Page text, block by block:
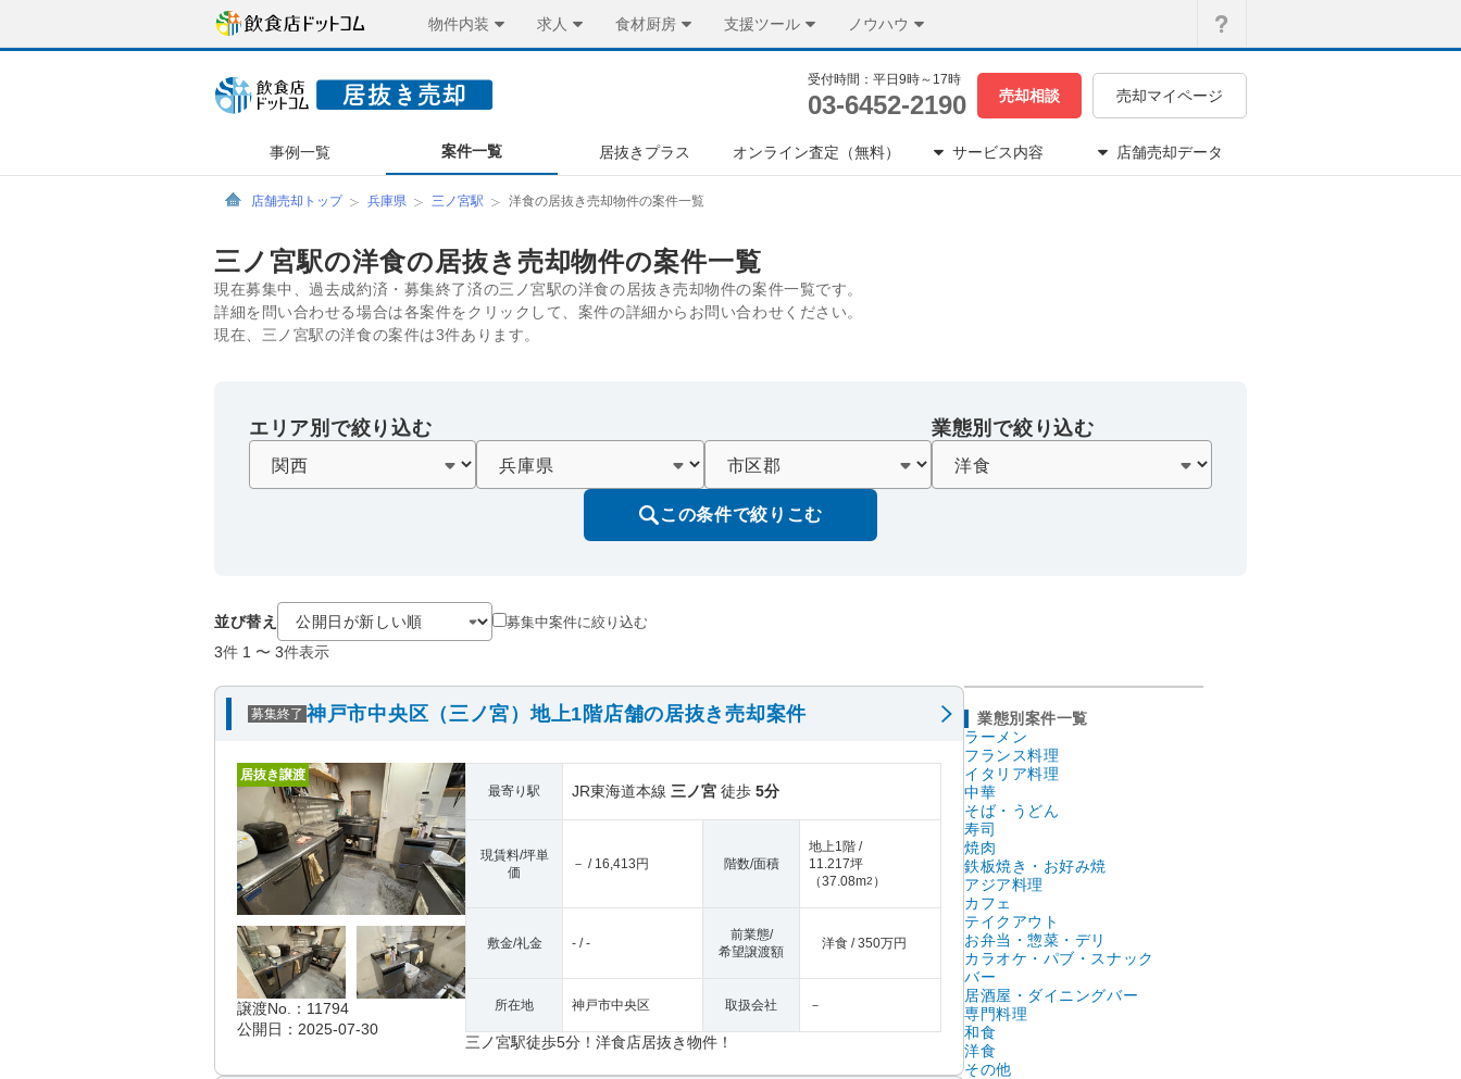
物件内装 求人 食材厨房 支援ツール ノウハウ
受付時間：平日9時～17時
03-6452-2190 売却相談 売却マイページ
事例一覧 案件一覧 居抜きプラス オンライン査定（無料） サービス内容 店舗売却データ
店舗売却トップ 兵庫県 三ノ宮駅 洋食の居抜き売却物件の案件一覧
三ノ宮駅の洋食の居抜き売却物件の案件一覧
現在募集中、過去成約済・募集終了済の三ノ宮駅の洋食の居抜き売却物件の案件一覧です。
詳細を問い合わせる場合は各案件をクリックして、案件の詳細からお問い合わせください。
現在、三ノ宮駅の洋食の案件は3件あります。
エリア別で絞り込む 業態別で絞り込む
この条件で絞りこむ
並び替え 募集中案件に絞り込む
3件 1 〜 3件表示
募集終了 神戸市中央区（三ノ宮）地上1階店舗の居抜き売却案件
居抜き譲渡
譲渡No.：11794
公開日：2025-07-30
最寄り駅 JR東海道本線 三ノ宮 徒歩 5分
現賃料/坪単
価
－ / 16,413円 階数/面積
地上1階 /
11.217坪
（37.08m2 ）
敷金/礼金 - / -
前業態/
希望譲渡額
洋食 / 350万円
所在地 神戸市中央区 取扱会社 －
三ノ宮駅徒歩5分！洋食店居抜き物件！
業態別案件一覧
ラーメン
フランス料理
イタリア料理
中華
そば・うどん
寿司
焼肉
鉄板焼き・お好み焼
アジア料理
カフェ
テイクアウト
お弁当・惣菜・デリ
カラオケ・パブ・スナック
バー
居酒屋・ダイニングバー
専門料理
和食
洋食
その他